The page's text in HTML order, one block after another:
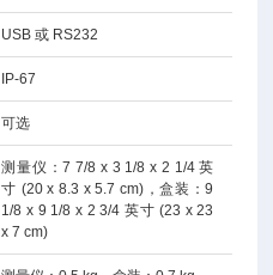
USB 或 RS232
IP-67
可选
测量仪：7 7/8 x 3 1/8 x 2 1/4 英
寸 (20 x 8.3 x 5.7 cm)，盒装：9
1/8 x 9 1/8 x 2 3/4 英寸 (23 x 23
x 7 cm)